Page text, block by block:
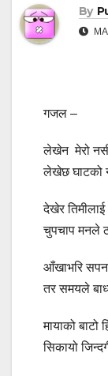
By
गजल –
लेखेन मेरो
लेखेछ घाटको
देखेर
चुपचाप मनले
आँखाभरि
तर समयले
मायाको बाटो
सिकायो